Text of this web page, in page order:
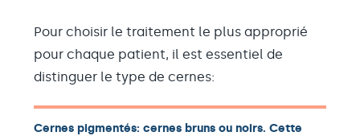
Pour choisir le traitement le plus approprié
pour chaque patient, il est essentiel de
distinguer le type de cernes:
Cernes pigmentés: cernes bruns ou noirs. Cette